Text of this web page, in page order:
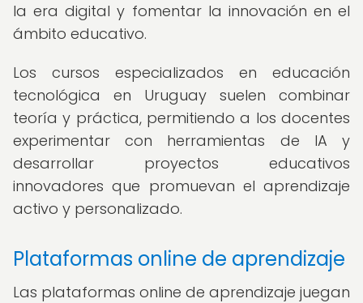
la era digital y fomentar la innovación en el
ámbito educativo.
Los cursos especializados en educación
tecnológica en Uruguay suelen combinar
teoría y práctica, permitiendo a los docentes
experimentar con herramientas de IA y
desarrollar proyectos educativos
innovadores que promuevan el aprendizaje
activo y personalizado.
Plataformas online de aprendizaje
Las plataformas online de aprendizaje juegan